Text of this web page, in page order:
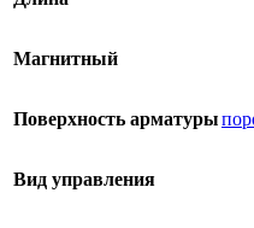
Магнитный
Поверхность арматуры
Вид управления